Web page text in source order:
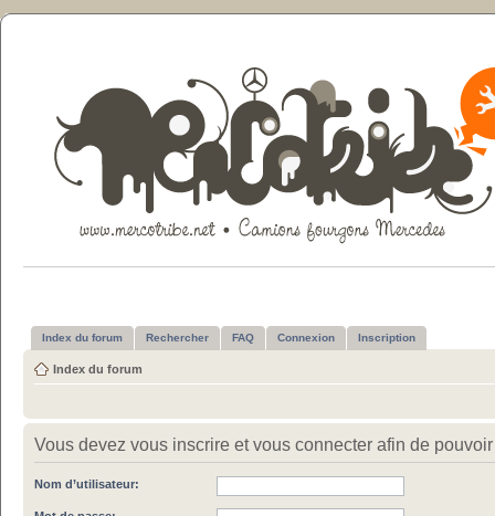
Index du forum Rechercher FAQ Connexion Inscription
Index du forum
Vous devez vous inscrire et vous connecter afin de
Nom d’utilisateur: